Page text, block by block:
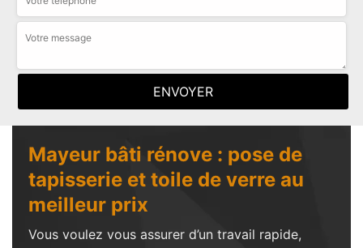
Mayeur bâti rénove : pose de
tapisserie et toile de verre au
meilleur prix
Vous voulez vous assurer d’un travail rapide,